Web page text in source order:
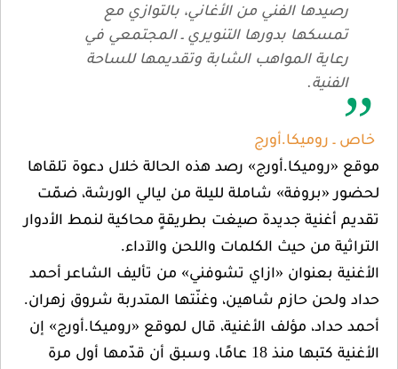
الفني من الأغاني، بالتوازي مع
بدورها التنويري ـ المجتمعي في
المواهب الشابة وتقديمها للساحة
رصد هذه الحالة خلال دعوة تلقاها
شاملة لليلة من ليالي الورشة، ضمّت
جديدة صيغت بطريقةٍ محاكية لنمط الأدوار
من حيث الكلمات واللحن والآداء.
بعنوان «ازاي تشوفني» من تأليف الشاعر أحمد
حازم شاهين، وغنّتها المتدربة شروق زهران.
مؤلف الأغنية، قال لموقع «روميكا.أورج» إن
الأغنية كتبها منذ 18 عامًا، وسبق أن قدّمها أول مرة